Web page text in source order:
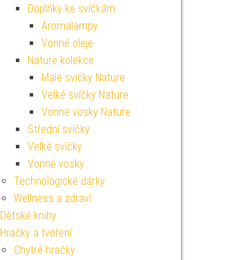
Doplňky ke svíčkám
Aromalampy
Vonné oleje
Nature kolekce
Malé svíčky Nature
Velké svíčky Nature
Vonné vosky Nature
Střední svíčky
Velké svíčky
Vonné vosky
Technologické dárky
Wellness a zdraví
Dětské knihy
Hračky a tvoření
Chytré hračky